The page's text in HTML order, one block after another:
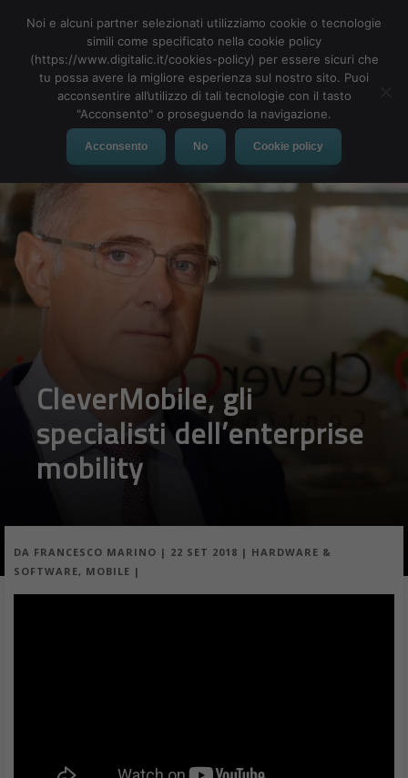
MENU
CleverMobile, gli
specialisti dell’enterprise
mobility
DA FRANCESCO MARINO | 22 SET 2018 | HARDWARE &
SOFTWARE, MOBILE |
Noi e alcuni partner selezionati utilizziamo cookie o tecnologie
simili come specificato nella cookie policy
(https://www.digitalic.it/cookies-policy) per essere sicuri che
tu possa avere la migliore esperienza sul nostro sito. Puoi
acconsentire all’utilizzo di tali tecnologie con il tasto
"Acconsento" o proseguendo la navigazione.
Acconsento No Cookie policy